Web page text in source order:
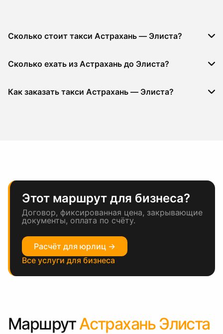
Сколько стоит такси Астрахань — Элиста?
Сколько ехать из Астрахань до Элиста?
Как заказать такси Астрахань — Элиста?
Этот маршрут для бизнеса?
Договор, фиксированная цена, закрывающие
документы, оплата по счёту.
Расчёт для юрлиц →
Все услуги для бизнеса
МаршрутАстрахань Элиста